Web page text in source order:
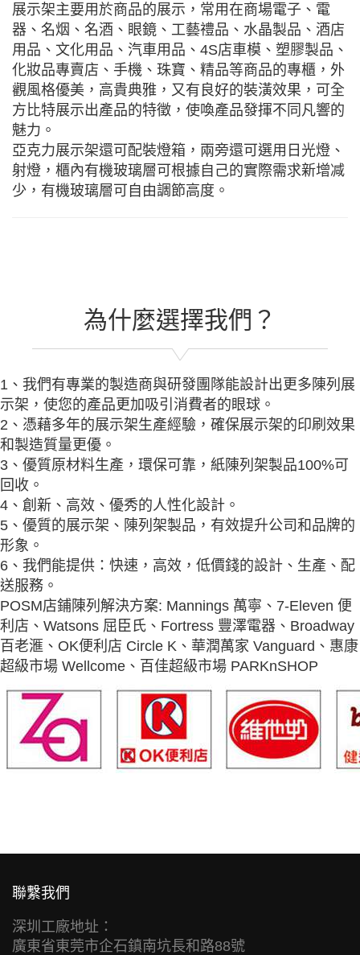
展示架主要用於商品的展示，常用在商場電子、電
器、名烟、名酒、眼鏡、工藝禮品、水晶製品、酒店
用品、文化用品、汽車用品、4S店車模、塑膠製品、
化妝品專賣店、手機、珠寶、精品等商品的專櫃，外
觀風格優美，高貴典雅，又有良好的裝潢效果，可全
方比特展示出產品的特徵，使喚產品發揮不同凡響的
魅力。
亞克力展示架還可配裝燈箱，兩旁還可選用日光燈、
射燈，櫃內有機玻璃層可根據自己的實際需求新增减
少，有機玻璃層可自由調節高度。
為什麼選擇我們？
1、我們有專業的製造商與研發團隊能設計出更多陳列展
示架，使您的產品更加吸引消費者的眼球。
2、憑藉多年的展示架生產經驗，確保展示架的印刷效果
和製造質量更優。
3、優質原材料生產，環保可靠，紙陳列架製品100%可
回收。
4、創新、高效、優秀的人性化設計。
5、優質的展示架、陳列架製品，有效提升公司和品牌的
形象。
6、我們能提供：快速，高效，低價錢的設計、生產、配
送服務。
POSM店鋪陳列解決方案: Mannings 萬寧、7-Eleven 便
利店、Watsons 屈臣氏、Fortress 豐澤電器、Broadway
百老滙、OK便利店 Circle K、華潤萬家 Vanguard、惠康
超級市場 Wellcome、百佳超級市場 PARKnSHOP
聯繫我們
深圳工廠地址：
廣東省東莞市企石鎮南坑長和路88號